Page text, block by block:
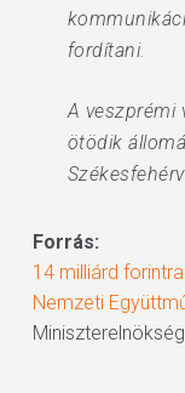
fordítani.
A veszprémi
ötödik
Forrás:
14 milliárd
Nemzeti